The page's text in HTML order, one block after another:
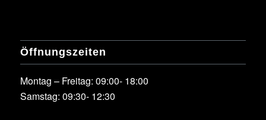
Öffnungszeiten
Montag – Freitag: 09:00- 18:00
Samstag: 09:30- 12:30